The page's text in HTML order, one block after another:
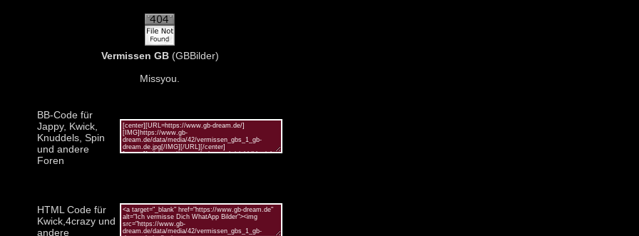
Vermissen GB(GBBilder)
Missyou.
BB-Code für
Jappy, Kwick,
Knuddels, Spin
und andere
Foren
HTML Code für
Kwick,4crazy und
andere